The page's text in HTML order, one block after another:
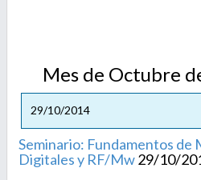
Mes de Octubre
29/10/2014
Seminario: Fundamentos de
Digitales y RF/Mw29/10/